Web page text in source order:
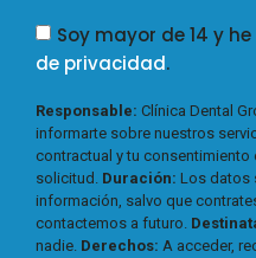
Soy mayor de 14 y
de privacidad.
Responsable: Clínica Dental
informarte sobre nuestros
contractual y tu
solicitud. Duración: Los datos
información, salvo que
contactemos a futuro.
nadie. Derechos: A acceder,